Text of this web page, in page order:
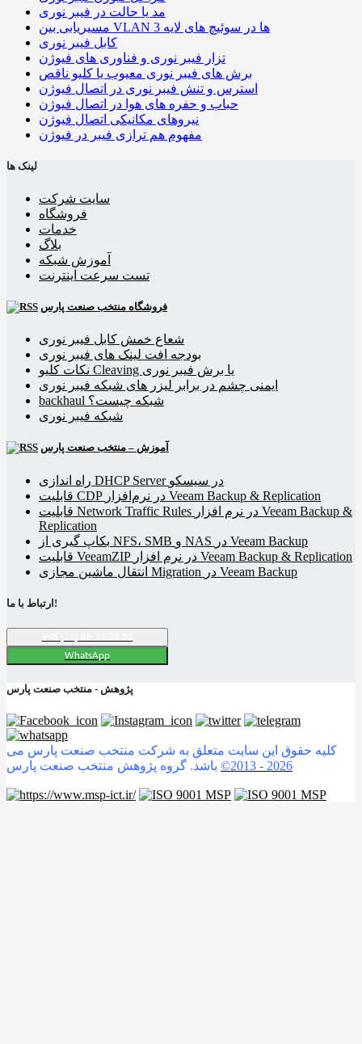
مد یا حالت در فیبر نوری
مسیریابی بین VLAN ها در سوئیچ های لایه 3
کابل فیبر نوری
تزار فیبر نوری و فناوری های فیوژن
برش های فیبر نوری معیوب یا کلیو ناقص
استرس و تنش فیبر نوری در اتصال فیوژن
حباب و حفره‌ های هوا در اتصال فیوژن
نیروهای مکانیکی اتصال فیوژن
مفهوم هم ترازی فیبر در فیوژن
لینک ها
سایت شرکت
فروشگاه
خدمات
بلاگ
آموزش شبکه
تست سرعت اینترنت
فروشگاه منتخب صنعت پارس
شعاع خمش کابل فیبر نوری
بودجه افت لینک های فیبر نوری
نکات کلیو Cleaving یا برش فیبر نوری
ایمنی چشم در برابر لیزر های شبکه فیبر نوری
backhaul شبکه چیست؟
شبکه فیبر نوری
آموزش – منتخب صنعت پارس
راه اندازی DHCP Server در سیسکو
قابلیت CDP در نرم‌افزار Veeam Backup & Replication
قابلیت Network Traffic Rules در نرم افزار Veeam Backup &
Replication
بکاپ گیری از NFS، SMB و NAS در Veeam Backup
قابلیت VeeamZIP در نرم افزار Veeam Backup & Replication
انتقال ماشین مجازی Migration در Veeam Backup
ارتباط با ما!
WhatsApp
پژوهش - منتخب صنعت پارس
کلیه حقوق این سایت متعلق به شرکت منتخب صنعت پارس می
©2013 - 2026